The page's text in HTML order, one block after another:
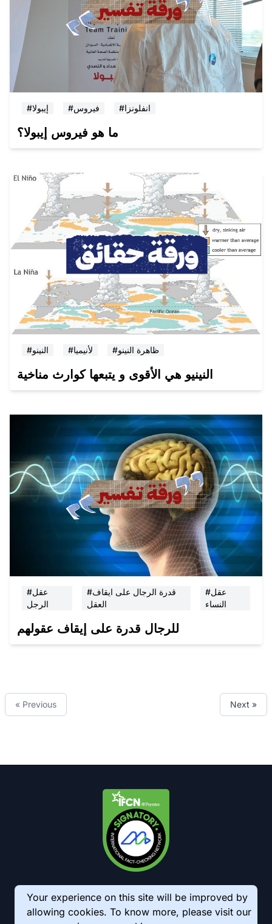
#إيبولا #فيروس #انفلونزا
ما هو فيروس إيبولا؟
#النينو #لأنيميا #ظاهرة النينو
النينيو هي الأقوى و يتبعها كوارث مناخية
#عقل
الرجل
#قدرة الرجال على ايقاف
العقل
#عقل
النساء
للرجال قدرة على إيقاف عقولهم
« Previous Next »
Your experience on this site will be improved by
allowing cookies. To know more, please visit our